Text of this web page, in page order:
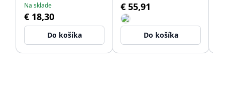
WSTSSI-32
Na sklade
€ 18,30
Do košíka
€ 55,91
Do košíka